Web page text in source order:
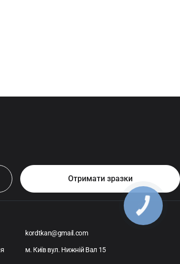
kordtkan@gmail.com
м. Київ вул. Нижній Вал 15